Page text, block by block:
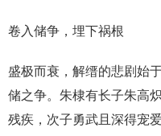
卷入储争，埋下祸根
盛极而衰，解缙的悲剧始
储之争。朱棣有长子朱高
残疾，次子勇武且深得宠